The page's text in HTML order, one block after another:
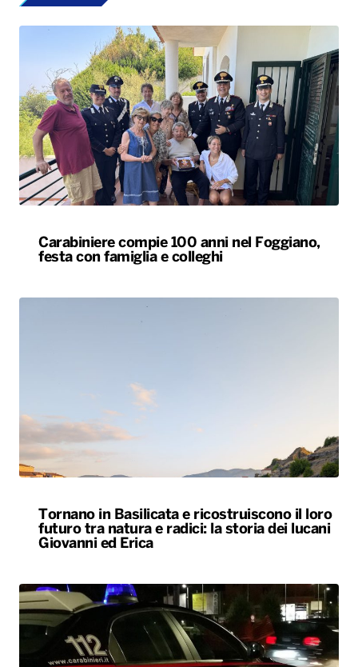
Carabiniere compie 100 anni nel Foggiano,
festa con famiglia e colleghi
Tornano in Basilicata e ricostruiscono il loro
futuro tra natura e radici: la storia dei lucani
Giovanni ed Erica